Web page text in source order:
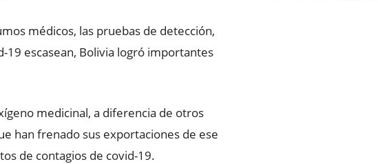
médicos, las pruebas de detección,
19 escasean, Bolivia logró importantes
medicinal, a diferencia de otros
han frenado sus exportaciones de ese
de contagios de covid-19.